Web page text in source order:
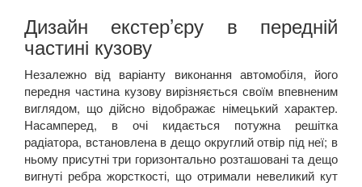
Дизайн екстер’єру в передній
частині кузову
Незалежно від варіанту виконання автомобіля, його
передня частина кузову вирізняється своїм впевненим
виглядом, що дійсно відображає німецький характер.
Насамперед, в очі кидається потужна решітка
радіатора, встановлена в дещо округлий отвір під неї; в
ньому присутні три горизонтально розташовані та дещо
вигнуті ребра жорсткості, що отримали невеликий кут